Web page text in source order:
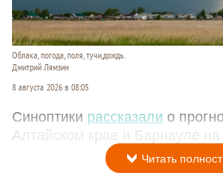
Облака, погода, поля, тучи,дождь.
Дмитрий Лямзин
8 августа 2026 в 08:05
Синоптики рассказали о
Алтайском крае и Барнауле на
Читать